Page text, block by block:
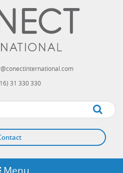
31 330 330
Apply
Menu